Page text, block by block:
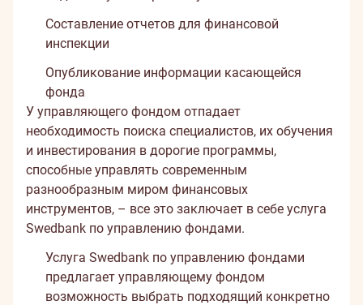
Составление отчетов для финансовой
инспекции
Опубликование информации касающейся
фонда
У управляющего фондом отпадает
необходимость поиска специалистов, их обучения
и инвестирования в дорогие программы,
способные управлять современным
разнообразным миром финансовых
инструментов, – все это заключает в себе услуга
Swedbank по управлению фондами.
Услуга Swedbank по управлению фондами
предлагает управляющему фондом
возможность выбрать подходящий конкретно